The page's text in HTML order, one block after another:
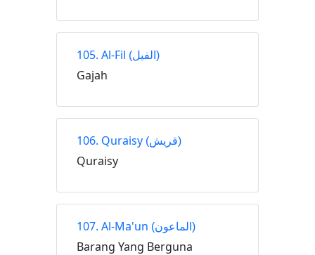
105. Al-Fil (الفيل)
Gajah
106. Quraisy (قريش)
Quraisy
107. Al-Ma'un (الماعون)
Barang Yang Berguna